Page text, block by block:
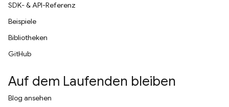
SDK- & API-Referenz
Beispiele
Bibliotheken
GitHub
Auf dem Laufenden bleiben
Blog ansehen